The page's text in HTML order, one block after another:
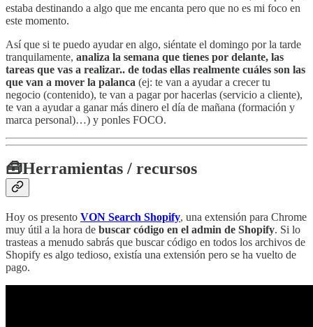
estaba destinando a algo que me encanta pero que no es mi foco en
este momento.
Así que si te puedo ayudar en algo, siéntate el domingo por la tarde
tranquilamente, analiza la semana que tienes por delante, las
tareas que vas a realizar.. de todas ellas realmente cuáles son las
que van a mover la palanca (ej: te van a ayudar a crecer tu
negocio (contenido), te van a pagar por hacerlas (servicio a cliente),
te van a ayudar a ganar más dinero el día de mañana (formación y
marca personal)…) y ponles FOCO.
🧰Herramientas / recursos
Hoy os presento VON Search Shopify, una extensión para Chrome
muy útil a la hora de buscar código en el admin de Shopify. Si lo
trasteas a menudo sabrás que buscar código en todos los archivos de
Shopify es algo tedioso, existía una extensión pero se ha vuelto de
pago.